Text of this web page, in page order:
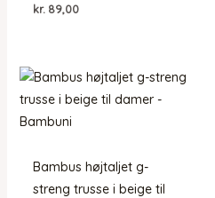
kr.89,00
Bambus højtaljet g-
streng trusse i beige til